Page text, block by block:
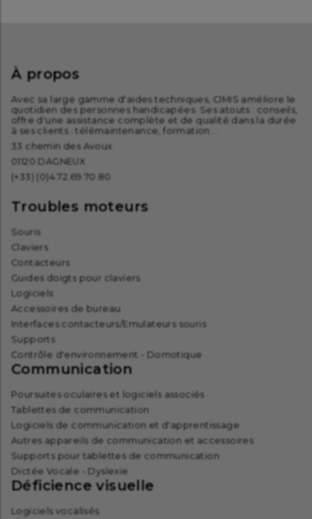
À propos
Avec sa large gamme d'aides techniques, CIMIS améliore le
quotidien des personnes handicapées. Ses atouts : conseils,
offre d'une assistance complète et de qualité dans la durée
à ses clients : télémaintenance, formation...
33 chemin des Avoux
01120 DAGNEUX
(+33) (0)4.72.69.70.80
Troubles moteurs
Souris
Claviers
Contacteurs
Guides doigts pour claviers
Logiciels
Accessoires de bureau
Interfaces contacteurs/Emulateurs souris
Supports
Contrôle d'environnement - Domotique
Communication
Poursuites oculaires et logiciels associés
Tablettes de communication
Logiciels de communication et d'apprentissage
Autres appareils de communication et accessoires
Supports pour tablettes de communication
Dictée Vocale - Dyslexie
Déficience visuelle
Logiciels vocalisés